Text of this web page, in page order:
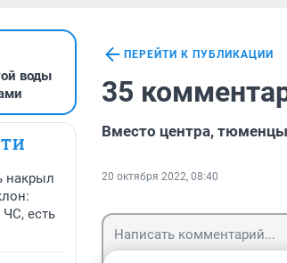
воды
накрыл
есть
ПЕРЕЙТИ К ПУБЛИКАЦИИ
35
Вместо центра,
20 октября 2022, 08:40